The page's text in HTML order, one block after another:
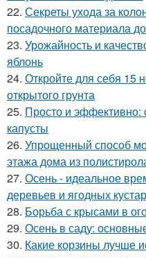
22. Секреты ухода за
посадочного материала
23. Урожайность и
яблонь
24. Откройте для себя 15
открытого грунта
25. Просто и
капусты
26. Упрощенный способ
этажа дома из
27. Осень - идеальное
деревьев и ягодных
28. Борьба с крысами в
29. Осень в саду:
30. Какие корзины лучше